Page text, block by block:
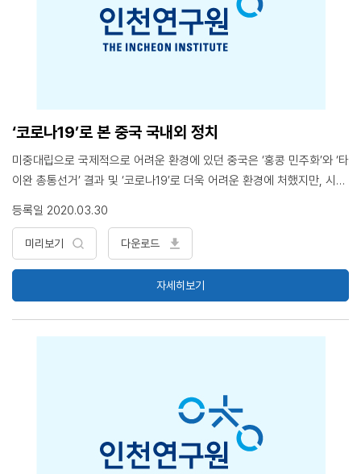
‘코로나19’로 본 중국 국내외 정치
미중대립으로 국제적으로 어려운 환경에 있던 중국은 ‘홍콩 민주화’와 ‘타
이완 총통선거’ 결과 및 ‘코로나19’로 더욱 어려운 환경에 처했지만, 시진
한 시진핑에 대한 신뢰도가 다소 높아지기도 하는데, 이는 중국인들이 중
국 외부서 발생하는 ‘코로나 19’에 대한 해당 정부 대처를 중국 방역행정
과 비교하며 상대적으로 그 효율을 높게 평가하기 때문임. ‘코로나19’에
대한 중국 정부의 전략은 지역사회를 포함한 국내외적 대외봉쇄를 통한
전염병 확대방지와 전면적 방역이었는데, 이를 보면, 시진핑 시대도 중국
와 강한 제재를 추진했는데, 이는 당 중앙에 대한 충성심 경쟁과 같이 지
방정부의 중앙정부에 대한 ‘상하구조’ 충성 관계를 보인 것임. 중국 중앙
과 지방정부는 ‘코로나19’ 방역에 전면전으로 나서며 강력한 행정력, 국
내치안과 질서를 위한 군대와 경찰력, 동(중)서양 종합의료융합기술과 신
등록일 2020.03.30
미리보기 다운로드
자세히보기